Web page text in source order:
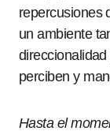
repercusiones
un ambiente
perciben y
Hasta el